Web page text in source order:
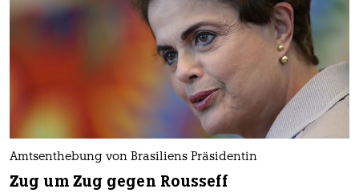
Amtsenthebung von Brasiliens Präsidentin
Zug um Zug gegen Rousseff